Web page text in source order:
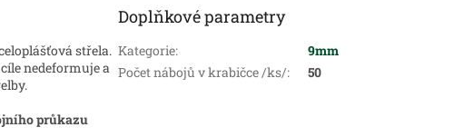
střela.
nedeformuje a
průkazu
Doplňkové parametry
Kategorie:
9mm
Počet nábojů v krabičce /ks/: 50